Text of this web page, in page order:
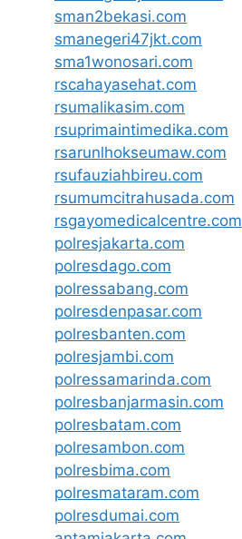
sman2bekasi.com
smanegeri47jkt.com
sma1wonosari.com
rscahayasehat.com
rsumalikasim.com
rsuprimaintimedika.com
rsarunlhokseumaw.com
rsufauziahbireu.com
rsumumcitrahusada.com
rsgayomedicalcentre.com
polresjakarta.com
polresdago.com
polressabang.com
polresdenpasar.com
polresbanten.com
polresjambi.com
polressamarinda.com
polresbanjarmasin.com
polresbatam.com
polresambon.com
polresbima.com
polresmataram.com
polresdumai.com